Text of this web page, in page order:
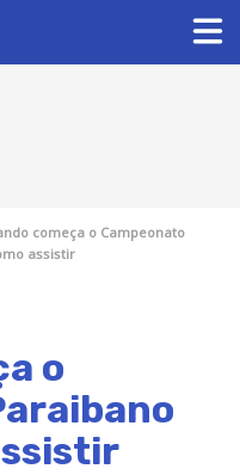
começa o Campeonato
assistir
o